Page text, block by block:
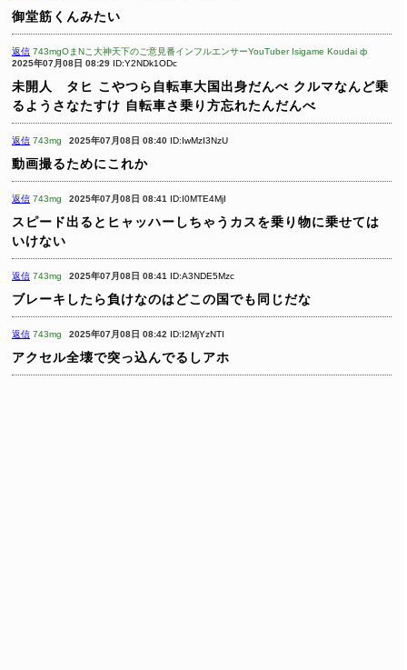
御堂筋くんみたい
返信 743mgOまNこ大神天下のご意見番インフルエンサーYouTuber Isigame Koudai ф
2025年07月08日 08:29 ID:Y2NDk1ODc
未開人 タヒ こやつら自転車大国出身だんべ クルマなんど乗
るようさなたすけ 自転車さ乗り方忘れたんだんべ
返信 743mg 2025年07月08日 08:40 ID:IwMzI3NzU
動画撮るためにこれか
返信 743mg 2025年07月08日 08:41 ID:I0MTE4MjI
スピード出るとヒャッハーしちゃうカスを乗り物に乗せては
いけない
返信 743mg 2025年07月08日 08:41 ID:A3NDE5Mzc
ブレーキしたら負けなのはどこの国でも同じだな
返信 743mg 2025年07月08日 08:42 ID:I2MjYzNTI
アクセル全壊で突っ込んでるしアホ